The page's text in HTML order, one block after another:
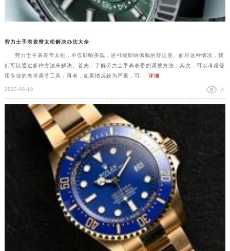
劳力士手表表带太松解决办法大全
劳力士手表表带太松，不仅影响美观，还可能影响佩戴的舒适度。面对这种情况，我
们可以通过多种方法来解决。首先，了解劳力士手表表带的调整方法；其次，可以考虑使
用专业的表带调节工具；再者，如果情况较为严重，可... 详细
2025-06-10 人